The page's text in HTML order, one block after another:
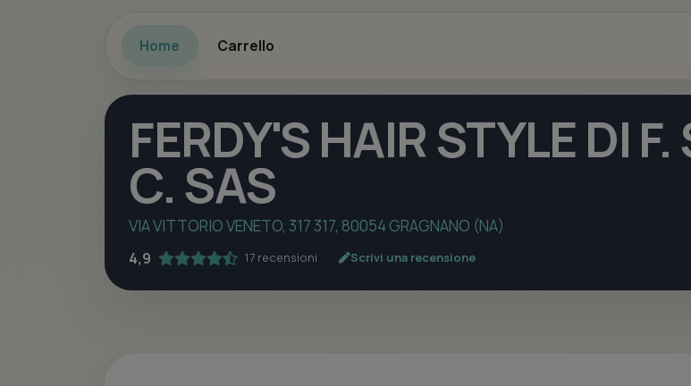
Home Carrello
FERDY'S HAIR STYLE DI
C. SAS
VIA VITTORIO VENETO, 317 317, 80054 GRAGNANO (NA)
4,9 17 recensioni Scrivi una recensione